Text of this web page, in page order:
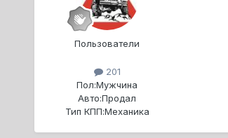
Пользователи
201
Пол:Мужчина
Авто:Продал
Тип КПП:Механика